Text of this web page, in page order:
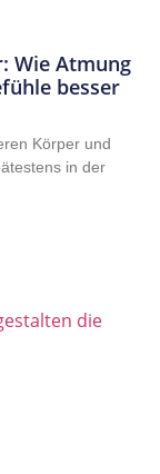
Wie Atmung
besser
Körper und
in der